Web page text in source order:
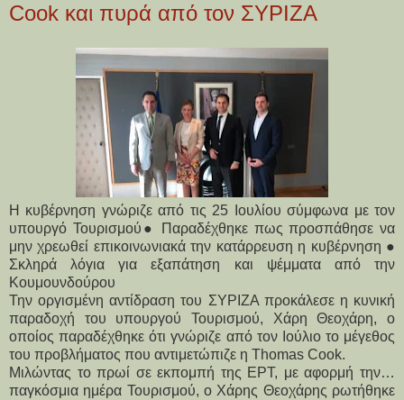
Cook και πυρά από τον ΣΥΡΙΖΑ
Η κυβέρνηση γνώριζε από τις 25 Ιουλίου σύμφωνα με τον
υπουργό Τουρισμού● Παραδέχθηκε πως προσπάθησε να
μην χρεωθεί επικοινωνιακά την κατάρρευση η κυβέρνηση ●
Σκληρά λόγια για εξαπάτηση και ψέμματα από την
Κουμουνδούρου
Την οργισμένη αντίδραση του ΣΥΡΙΖΑ προκάλεσε η κυνική
παραδοχή του υπουργού Τουρισμού, Χάρη Θεοχάρη, ο
οποίος παραδέχθηκε ότι γνώριζε από τον Ιούλιο το μέγεθος
του προβλήματος που αντιμετώπιζε η Thomas Cook.
Μιλώντας το πρωί σε εκπομπή της ΕΡΤ, με αφορμή την…
παγκόσμια ημέρα Τουρισμού, ο Χάρης Θεοχάρης ρωτήθηκε